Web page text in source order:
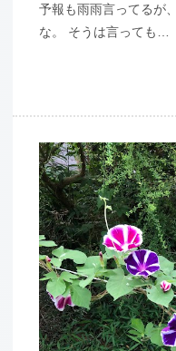
予報も雨雨言ってるが
な。 そうは言っても…